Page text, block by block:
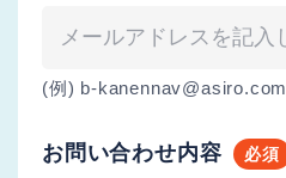
(例) b-kanennav@asiro.com
お問い合わせ内容